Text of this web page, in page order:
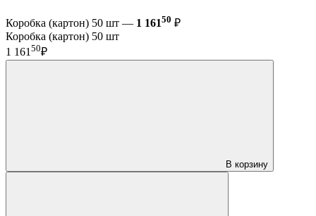
Коробка (картон) 50 шт — 1 16150 ₽
Коробка (картон) 50 шт
1 16150₽
В корзину